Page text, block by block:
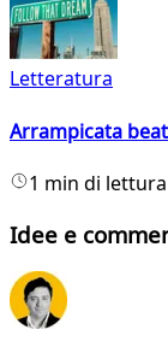
Letteratura
Arrampicata
1 min di lettura
Idee e